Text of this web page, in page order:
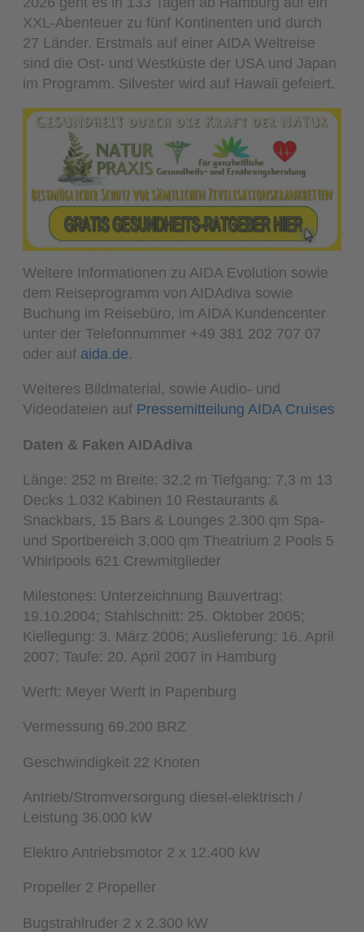
XXL-Abenteuer zu fünf Kontinenten und durch
27 Länder. Erstmals auf einer AIDA Weltreise
sind die Ost- und Westküste der USA und Japan
im Programm. Silvester wird auf Hawaii gefeiert.
Weitere Informationen zu AIDA Evolution sowie
dem Reiseprogramm von AIDAdiva sowie
Buchung im Reisebüro, im AIDA Kundencenter
unter der Telefonnummer +49 381 202 707 07
oder auf aida.de.
Weiteres Bildmaterial, sowie Audio- und
Videodateien auf Pressemitteilung AIDA Cruises
Daten & Faken AIDAdiva
Länge: 252 m Breite: 32,2 m Tiefgang: 7,3 m 13
Decks 1.032 Kabinen 10 Restaurants &
Snackbars, 15 Bars & Lounges 2.300 qm Spa-
und Sportbereich 3.000 qm Theatrium 2 Pools 5
Whirlpools 621 Crewmitglieder
Milestones: Unterzeichnung Bauvertrag:
19.10.2004; Stahlschnitt: 25. Oktober 2005;
Kiellegung: 3. März 2006; Auslieferung: 16. April
2007; Taufe: 20. April 2007 in Hamburg
Werft: Meyer Werft in Papenburg
Vermessung 69.200 BRZ
Geschwindigkeit 22 Knoten
Antrieb/Stromversorgung diesel-elektrisch /
Leistung 36.000 kW
Elektro Antriebsmotor 2 x 12.400 kW
Propeller 2 Propeller
Bugstrahlruder 2 x 2.300 kW